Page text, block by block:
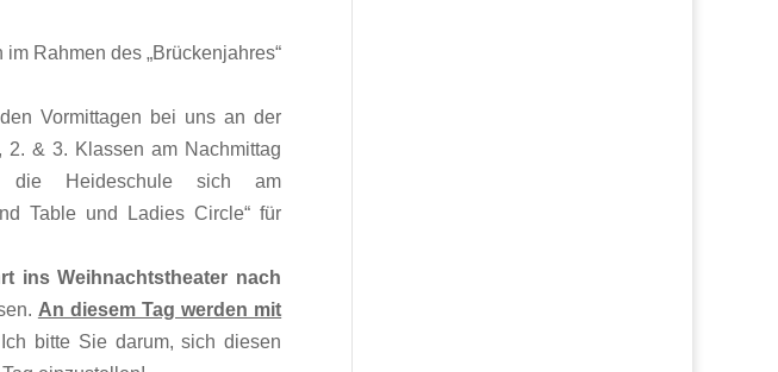
Rahmen des „Brückenjahres“
Vormittagen bei uns an der
& 3. Klassen am Nachmittag
die Heideschule sich am
Table und Ladies Circle“ für
ins Weihnachtstheater nach
An diesem Tag werden mit
Ich bitte Sie darum, sich diesen